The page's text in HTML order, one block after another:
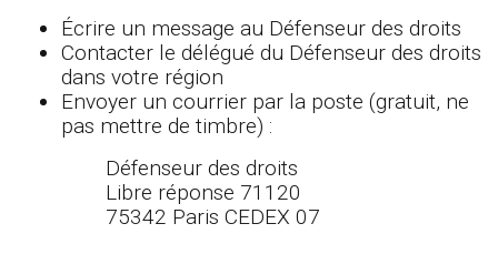
Écrire un message au Défenseur des droits
Contacter le délégué du Défenseur des droits
dans votre région
Envoyer un courrier par la poste (gratuit, ne
pas mettre de timbre) :
Défenseur des droits
Libre réponse 71120
75342 Paris CEDEX 07